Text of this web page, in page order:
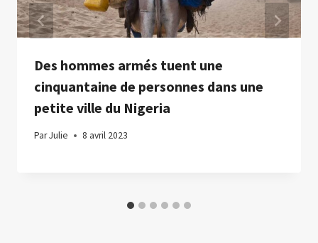
Des hommes armés tuent une
cinquantaine de personnes dans une
petite ville du Nigeria
ParJulie 8 avril 2023